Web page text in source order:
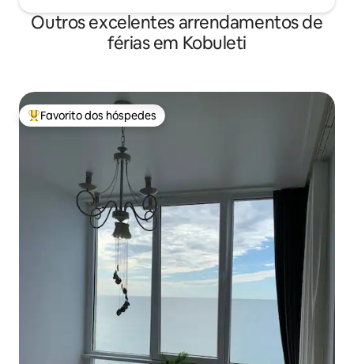
Outros excelentes arrendamentos de
férias em Kobuleti
Favoritos dos hóspedes mais apreciados
Favorito dos hóspedes